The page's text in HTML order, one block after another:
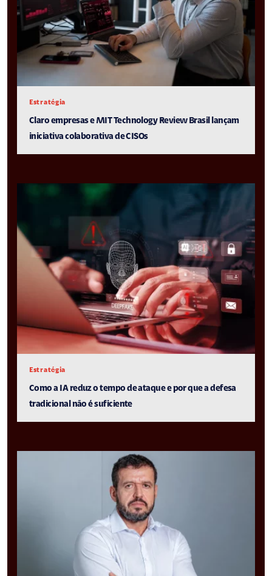
Estratégia
Claro empresas e MIT Technology Review Brasil lançam
iniciativa colaborativa de CISOs
Estratégia
Como a IA reduz o tempo de ataque e por que a defesa
tradicional não é suficiente